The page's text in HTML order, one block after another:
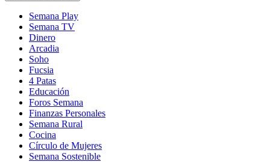
Semana Play
Semana TV
Dinero
Arcadia
Soho
in
new
window
Fucsia
in
new
window
4 Patas
Educación
Foros Semana
Finanzas Personales
Semana Rural
Cocina
Círculo de Mujeres
Semana Sostenible